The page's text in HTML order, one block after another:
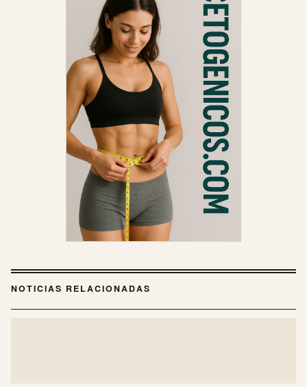
NOTICIAS RELACIONADAS